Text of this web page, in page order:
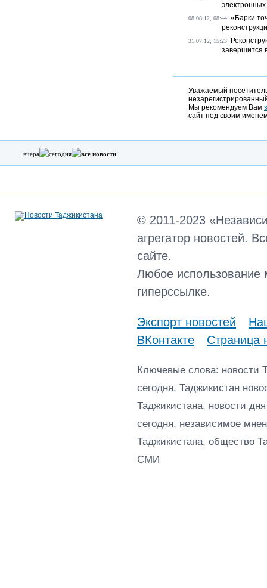
электронных
08.08.12, 08:44 «Барки
31.07.12, 15:23
завершится
Уважаемый
Мы рекомендуем Вам
сайт под своим
вчера сегодня все новости
© 2011-2023
агрегатор новостей.
сайте.
Любое использование
гиперссылке.
Экспорт новостей
ВКонтакте
Страница
Ключевые слова: новости
сегодня, Таджикистан
Таджикистана, новости
сегодня, независимое
Таджикистана, общество
СМИ